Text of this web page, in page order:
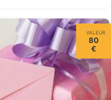
VALEUR
80
€